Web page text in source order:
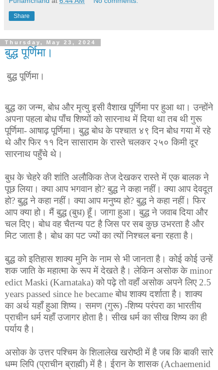
Share
Thursday, May 23, 2024
बुद्ध पूर्णिमा।
बुद्ध पूर्णिमा।
बुद्ध का जन्म, बोध और मृत्यु इसी वैशाख पूर्णिमा पर हुआ था। उन्होंने
अपना पहला बोध पाँच शिष्यों को सारनाथ में दिया था तब थी गुरू
पूर्णिमा- आषाढ़ पूर्णिमा। बुद्ध बोध के पश्चात ४९ दिन बोध गया में रहे
थे और फिर ११ दिन सासाराम के रास्ते चलकर २५० किमी दूर
सारनाथ पहुँचे थे।
बुध के चेहरे की शांति अलौकिक तेज देखकर रास्ते में एक बालक ने
पूछ लिया। क्या आप भगवान हो? बुद्ध ने कहा नहीं। क्या आप देवदूत
हो? बुद्ध ने कहा नहीं। क्या आप मनुष्य हो? बुद्ध ने कहा नहीं। फिर
आप क्या हो। मैं बुद्ध (बुध) हूँ। जागा हुआ। बुद्ध ने जवाब दिया और
चल दिए। बोध वह चैतन्य पट है जिस पर सब कुछ उभरता है और
मिट जाता है। बोध का पट ज्यों का त्यों निश्चल बना रहता है।
बुद्ध को इतिहास शाक्य मुनि के नाम से भी जानता है। कोई कोई उन्हें
शक जाति के महात्मा के रूप में देखते है। लेकिन असोक के minor
edict Maski (Karnataka) को पढ़े तो वहाँ असोक अपने लिए 2.5
years passed since he became बोध शाक्य दर्शाता है। शाक्य
का अर्थ यहाँ हुआ शिष्य। समण (गुरू) -शिष्य परंपरा का भारतीय
प्राचीन धर्म यहाँ उजागर होता है। सीख धर्म का सीख शिष्य का ही
पर्याय है।
असोक के उत्तर पश्चिम के शिलालेख खरोष्ठी में है जब कि बाकी सारे
धम्म लिपि (प्राचीन ब्राह्मी) में है। ईरान के शासक (Achaemenid